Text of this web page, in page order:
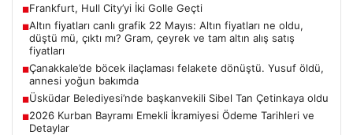
■Frankfurt, Hull City’yi İki Golle Geçti
■Altın fiyatları canlı grafik 22 Mayıs: Altın fiyatları ne oldu,
düştü mü, çıktı mı? Gram, çeyrek ve tam altın alış satış
fiyatları
■Çanakkale’de böcek ilaçlaması felakete dönüştü. Yusuf öldü,
annesi yoğun bakımda
■Üsküdar Belediyesi’nde başkanvekili Sibel Tan Çetinkaya oldu
■2026 Kurban Bayramı Emekli İkramiyesi Ödeme Tarihleri ve
Detaylar